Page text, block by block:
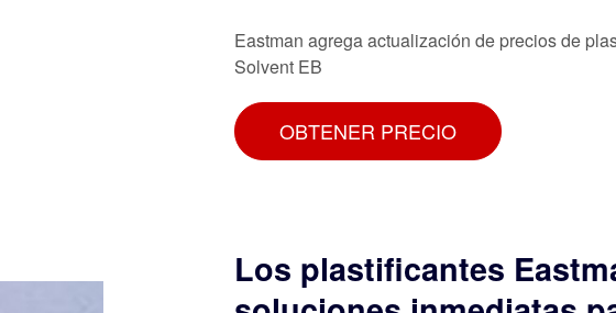
Eastman agrega actualización de precios de
Solvent EB
OBTENER PRECIO
Los plastificantes